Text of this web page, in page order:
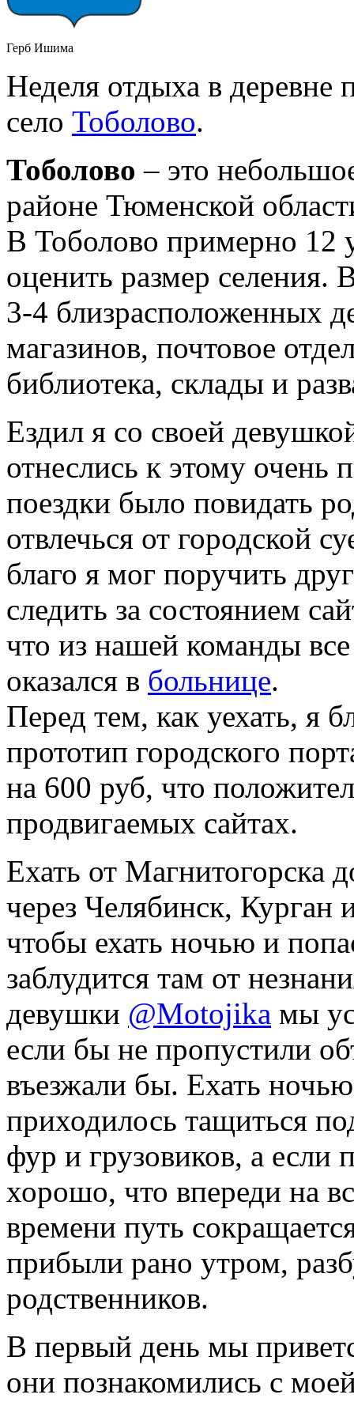
Герб Ишима
Неделя отдыха в деревне
село Тоболово.
Тоболово – это
районе Тюменской
В Тоболово примерно 12
оценить размер селения.
3-4 близрасположенных
магазинов, почтовое
библиотека, склады и
Ездил я со своей
отнеслись к этому
поездки было повидать
отвлечься от городской
благо я мог поручить
следить за состоянием
что из нашей команды все
оказался в больнице.
Перед тем, как уехать, я
прототип городского
на 600 руб, что
продвигаемых сайтах.
Ехать от Магнитогорска
через Челябинск,
чтобы ехать ночью и
заблудится там от
девушки @Motojika мы
если бы не пропустили
въезжали бы. Ехать
приходилось тащиться
фур и грузовиков, а если
хорошо, что впереди на
времени путь
прибыли рано утром,
родственников.
В первый день мы
они познакомились с